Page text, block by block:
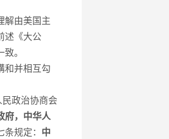
解由美国主
述《大公
。
和并相互勾
政治协商会
府，中华人
规定： 中